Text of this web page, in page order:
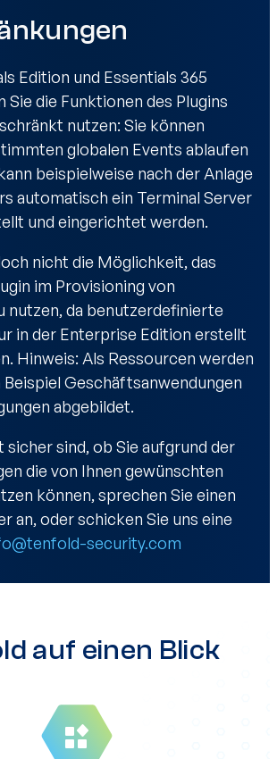
Edition und Essentials 365
Sie die Funktionen des Plugins
nutzen: Sie können
globalen Events ablaufen
beispielweise nach der Anlage
automatisch ein Terminal Server
und eingerichtet werden.
nicht die Möglichkeit, das
im Provisioning von
nutzen, da benutzerdefinierte
in der Enterprise Edition erstellt
Hinweis: Als Ressourcen werden
Geschäftsanwendungen
abgebildet.
sicher sind, ob Sie aufgrund der
die von Ihnen gewünschten
können, sprechen Sie einen
an, oder schicken Sie uns eine
security.com
auf einen Blick